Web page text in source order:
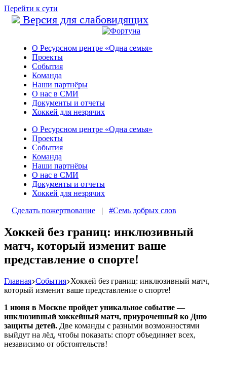
Перейти к сути
Версия для слабовидящих
О Ресурсном центре «Одна семья»
Проекты
События
Команда
Наши партнёры
О нас в СМИ
Документы и отчеты
Хоккей для незрячих
О Ресурсном центре «Одна семья»
Проекты
События
Команда
Наши партнёры
О нас в СМИ
Документы и отчеты
Хоккей для незрячих
Сделать пожертвование | #Семь добрых слов
Хоккей без границ: инклюзивный
матч, который изменит ваше
представление о спорте!
Главная События Хоккей без границ: инклюзивный матч,
который изменит ваше представление о спорте!
1 июня в Москве пройдет уникальное событие —
инклюзивный хоккейный матч, приуроченный ко Дню
защиты детей. Две команды с разными возможностями
выйдут на лёд, чтобы показать: спорт объединяет всех,
независимо от обстоятельств!